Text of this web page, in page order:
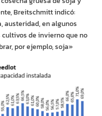
Breitschmitt indicó:
austeridad, en algunos
de invierno que no
por ejemplo, soja»